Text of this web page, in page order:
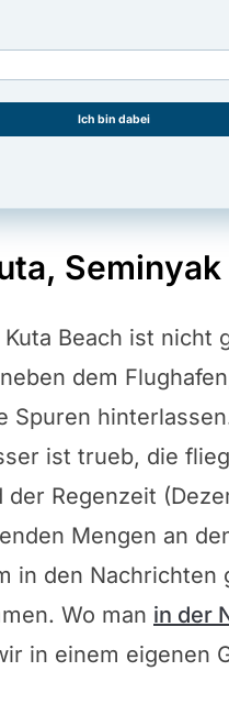
Ich bin dabei
Beach ist nicht
dem
Spuren
ist trueb, die
Regenzeit
Mengen an
in den
Wo man in der
in einem eigenen